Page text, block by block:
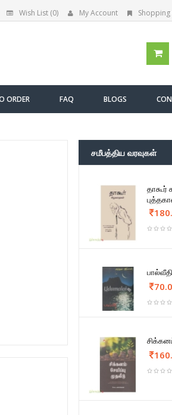
Wish List (0) My Account Shopping
ORDER FAQ BLOGS
சமீபத்திய வரவுகள்
தாகூர்
பால்வீதி